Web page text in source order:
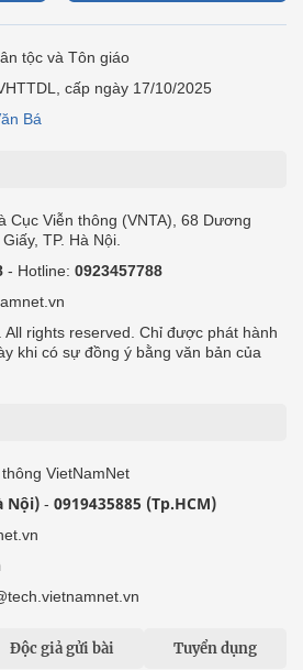
tộc và Tôn giáo
cấp ngày 17/10/2025
Bá
Cục Viễn thông (VNTA), 68 Dương
TP. Hà Nội.
- Hotline: 0923457788
rights reserved. Chỉ được phát hành
khi có sự đồng ý bằng văn bản của
VietNamNet
Nội) - 0919435885 (Tp.HCM)
Độc giả gửi bài Tuyển dụng